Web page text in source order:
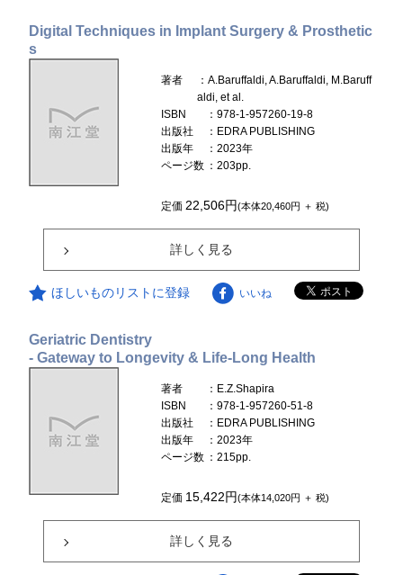
Digital Techniques in Implant Surgery & Prosthetic
s
著者
：A.Baruffaldi, A.Baruffaldi, M.Baruff
aldi, et al.
ISBN
：978-1-957260-19-8
出版社
：EDRA PUBLISHING
出版年
：2023年
ページ数 ：203pp.
定価22,506円(本体20,460円 ＋ 税)
詳しく見る
ほしいものリストに登録 いいね
Geriatric Dentistry
- Gateway to Longevity & Life-Long Health
著者
：E.Z.Shapira
ISBN
：978-1-957260-51-8
出版社
：EDRA PUBLISHING
出版年
：2023年
ページ数 ：215pp.
定価 15,422円(本体14,020円 ＋ 税)
詳しく見る